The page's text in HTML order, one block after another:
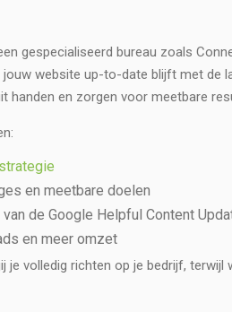
gespecialiseerd bureau zoals
website up-to-date blijft met de
handen en zorgen voor meetbare
en meetbare doelen
de Google Helpful Content
en meer omzet
je volledig richten op je bedrijf, terwijl